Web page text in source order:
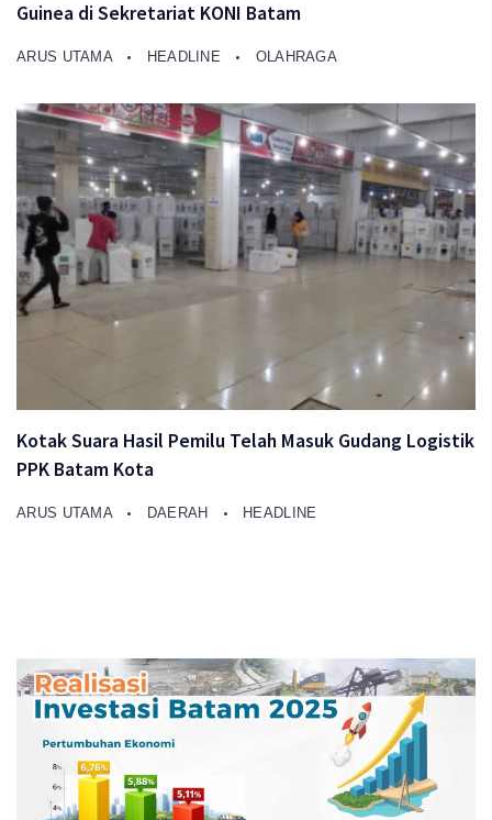
Guinea di Sekretariat KONI Batam
ARUS UTAMA HEADLINE OLAHRAGA
Kotak Suara Hasil Pemilu Telah Masuk Gudang Logistik
PPK Batam Kota
ARUS UTAMA DAERAH HEADLINE